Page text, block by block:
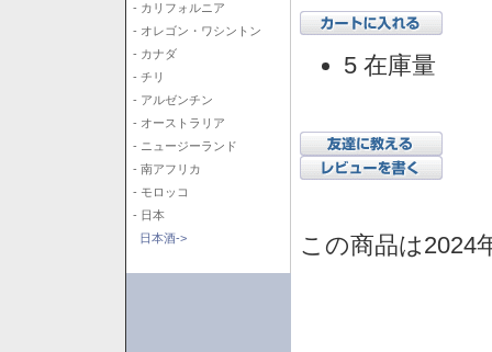
- カリフォルニア
- オレゴン・ワシントン
- カナダ
- チリ
- アルゼンチン
- オーストラリア
- ニュージーランド
- 南アフリカ
- モロッコ
- 日本
日本酒->
5 在庫量
この商品は2024